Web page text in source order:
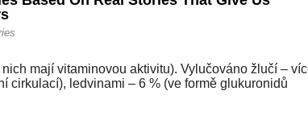
mají vitaminovou aktivitu). Vylučováno žlučí –
cirkulací), ledvinami – 6 % (ve formě glukuronidů